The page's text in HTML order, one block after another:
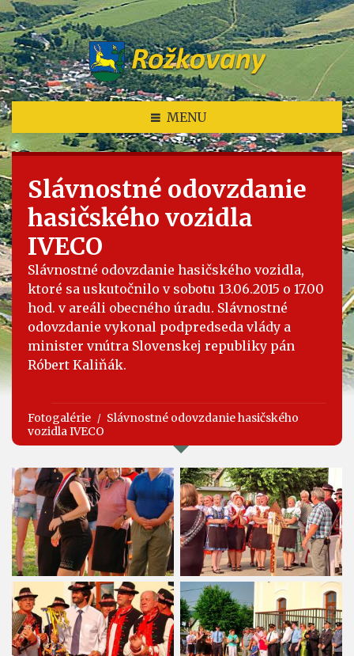
MENU
Slávnostné odovzdanie
hasičského vozidla
IVECO
Slávnostné odovzdanie hasičského vozidla,
ktoré sa uskutočnilo v sobotu 13.06.2015 o 17.00
hod. v areáli obecného úradu. Slávnostné
odovzdanie vykonal podpredseda vlády a
minister vnútra Slovenskej republiky pán
Róbert Kaliňák.
Fotogalérie
Slávnostné odovzdanie hasičského
vozidla IVECO